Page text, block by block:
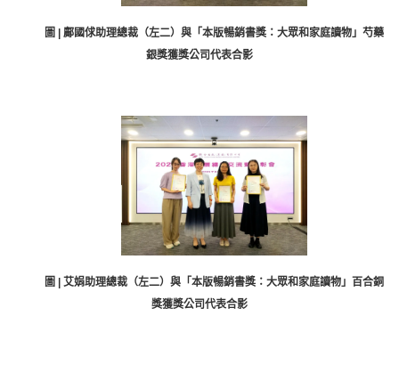
圖 | 鄺國俅助理總裁（左二）與「本版暢銷書獎：大眾和家庭讀物」芍藥
銀獎獲獎公司代表合影
圖 | 艾娟助理總裁（左二）與「本版暢銷書獎：大眾和家庭讀物」百合銅
獎獲獎公司代表合影